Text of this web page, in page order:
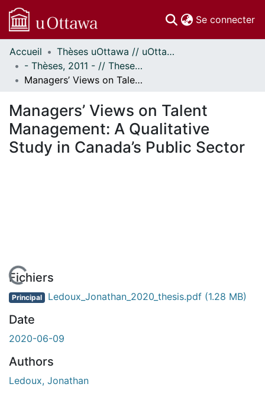
Se connecter
Communautés
et collections
Parcourir
À propos
Accueil
Thèses uOttawa // uOttawa Theses
- Thèses, 2011 - // Theses, 2011 -
Managers’ Views on Talent Management: A Qualitative Study in Canada’s Public Sector
Managers’ Views on Talent
Management: A Qualitative
Study in Canada’s Public Sector
En cours de chargement...
Fichiers
Principal Ledoux_Jonathan_2020_thesis.pdf (1.28 MB)
Date
2020-06-09
Authors
Ledoux, Jonathan